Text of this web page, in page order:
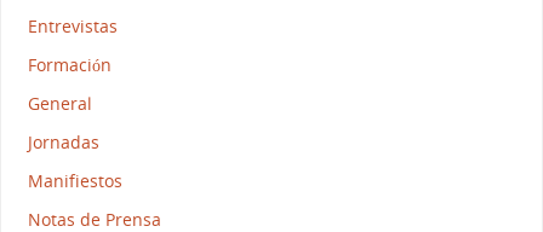
Entrevistas
Formación
General
Jornadas
Manifiestos
Notas de Prensa